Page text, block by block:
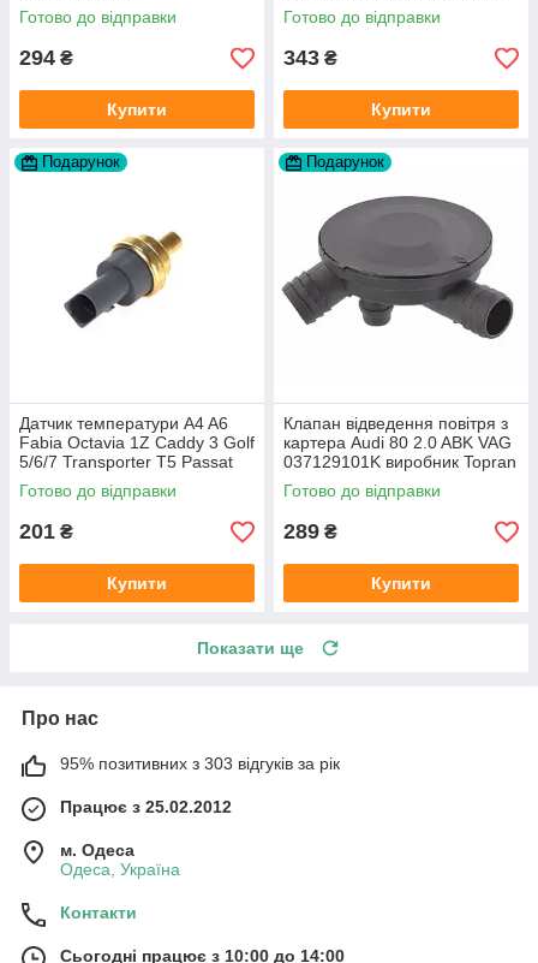
Готово до відправки
294 ₴
Купити
Готово до відправки
343 ₴
Купити
Подарунок
Датчик температури A4 A6
Fabia Octavia 1Z Caddy 3 Golf
5/6/7 Transporter T5 Passat
B6 (колір сірий)
Готово до відправки
201 ₴
Купити
Подарунок
Клапан відведення повітря з
картера Audi 80 2.0 ABK VAG
037129101K виробник Topran
Німеччина
Готово до відправки
289 ₴
Купити
Показати ще
Про нас
95% позитивних з 303 відгуків за рік
Працює з 25.02.2012
м. Одеса
Одеса, Україна
Контакти
Сьогодні працює з 10:00 до 14:00